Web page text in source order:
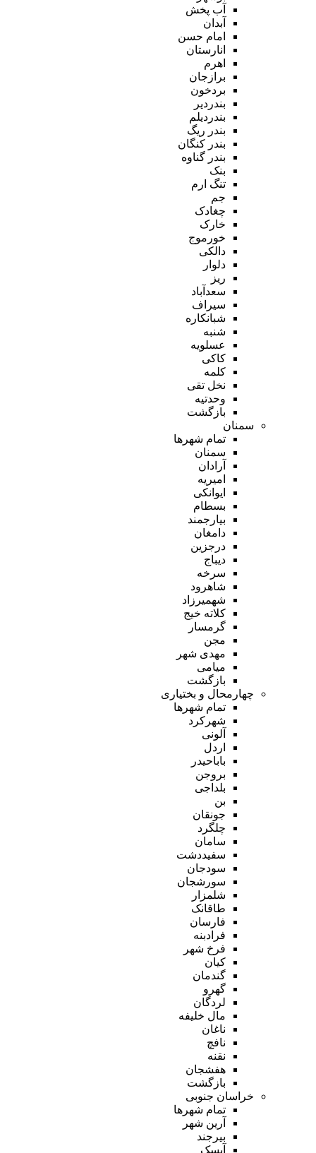
آب پخش
آبدان
امام حسن
انارستان
اهرم
برازجان
بردخون
بندردیر
بندردیلم
بندر ریگ
بندر کنگان
بندر گناوه
بنک
تنگ ارم
جم
چغادک
خارک
خورموج
دالکی
دلوار
ریز
سعدآباد
سیراف
شبانکاره
شنبه
عسلویه
کاکی
کلمه
نخل تقی
وحدتیه
بازگشت
سمنان
تمام شهر‌ها
سمنان
آرادان
امیریه
ایوانکی
بسطام
بیارجمند
دامغان
درجزین
دیباج
سرخه
شاهرود
شهمیرزاد
کلاته خیج
گرمسار
مجن
مهدی شهر
میامی
بازگشت
چهارمحال و بختیاری
تمام شهر‌ها
شهرکرد
آلونی
اردل
باباحیدر
بروجن
بلداجی
بن
جونقان
چلگرد
سامان
سفیددشت
سودجان
سورشجان
شلمزار
طاقانک
فارسان
فرادبنه
فرخ شهر
کیان
گندمان
گهرو
لردگان
مال خلیفه
ناغان
نافچ
نقنه
هفشجان
بازگشت
خراسان جنوبی
تمام شهر‌ها
آرین شهر
بیرجند
آیسک